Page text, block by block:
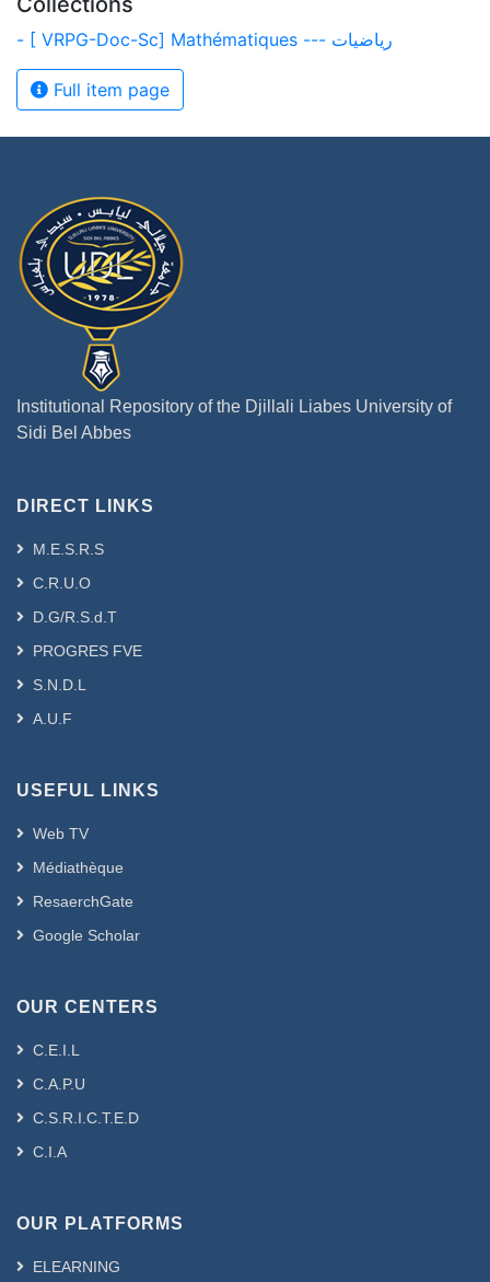
- [ VRPG-Doc-Sc] Mathématiques --- رياضيات
Full item page
Institutional Repository of the Djillali Liabes University of
Sidi Bel Abbes
DIRECT LINKS
M.E.S.R.S
C.R.U.O
D.G/R.S.d.T
PROGRES FVE
S.N.D.L
A.U.F
USEFUL LINKS
Web TV
Médiathèque
ResaerchGate
Google Scholar
OUR CENTERS
C.E.I.L
C.A.P.U
C.S.R.I.C.T.E.D
C.I.A
OUR PLATFORMS
ELEARNING